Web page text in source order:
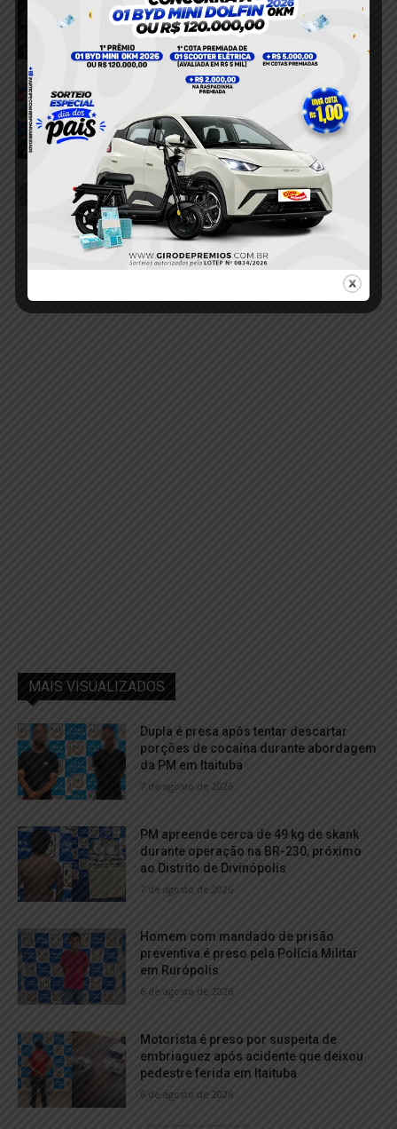
Garimpo Ilegal
de garimpo ilegal em Santa Maria das
Barreiras
6 de agosto de 2026
Aveiro
Dois homens são conduzidos à
delegacia por suspeita de fornecer
bebida alcoólica a adolescentes em
Aveiro
6 de agosto de 2026
MAIS VISUALIZADOS
Dupla é presa após tentar descartar
porções de cocaína durante abordagem
da PM em Itaituba
7 de agosto de 2026
PM apreende cerca de 49 kg de skank
durante operação na BR-230, próximo
ao Distrito de Divinópolis
7 de agosto de 2026
Homem com mandado de prisão
preventiva é preso pela Polícia Militar
em Rurópolis
6 de agosto de 2026
Motorista é preso por suspeita de
embriaguez após acidente que deixou
pedestre ferida em Itaituba
6 de agosto de 2026